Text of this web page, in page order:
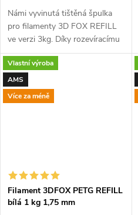
Námi vyvinutá tištěná špulka
pro filamenty 3D FOX REFILL
ve verzi 3kg. Díky rozevíracímu
konceptu je špulka opakovaně
použitelná, bez nutnosti
likvidace. Konec skladování...
Vlastní výroba
AMS
Více za méně
Filament 3DFOX PETG REFILL
bílá 1 kg 1,75 mm